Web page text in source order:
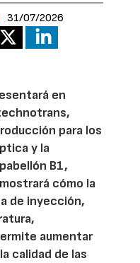
31/07/2026
en
para los
y la
B1,
cómo la
de inyección,
aumentar
calidad de las